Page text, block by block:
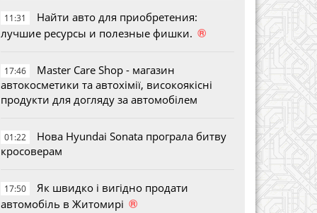
11:31
Найти авто для приобретения:
лучшие ресурсы и полезные фишки. ®
17:46
Master Care Shop - магазин
автокосметики та автохімії, високоякісні
продукти для догляду за автомобілем
01:22
Нова Hyundai Sonata програла битву
кросоверам
17:50
Як швидко і вигідно продати
автомобіль в Житомирі ®